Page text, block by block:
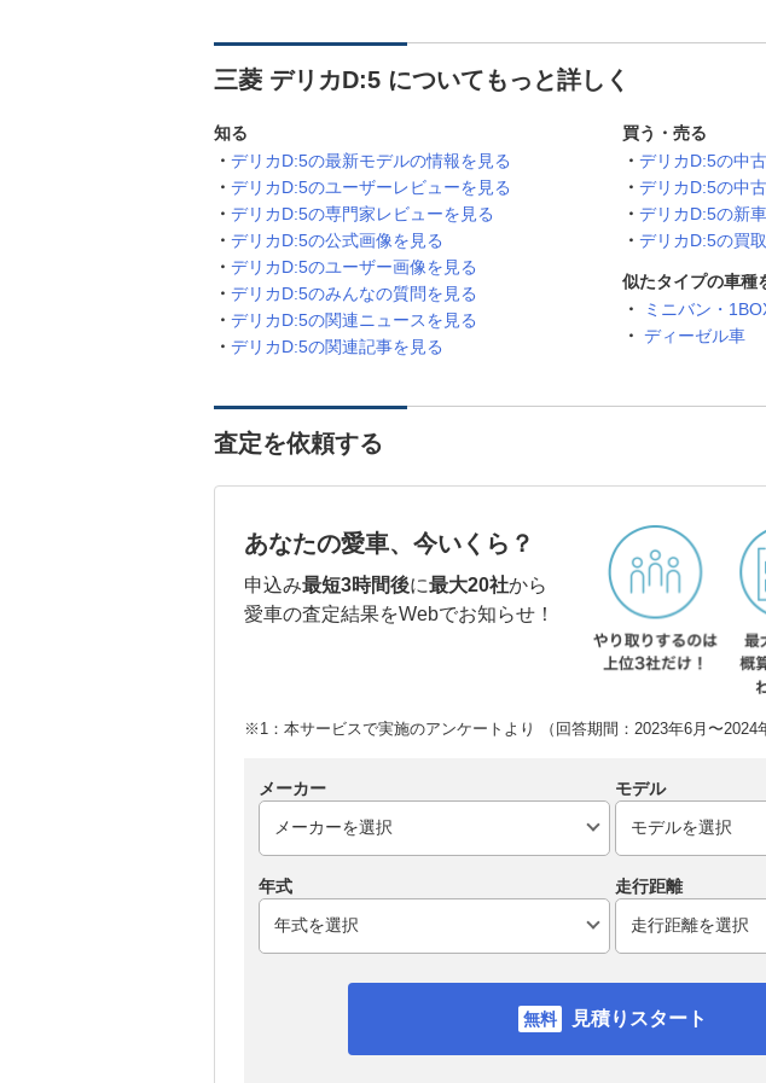
三菱 デリカD:5 についてもっと詳しく
知る
デリカD:5の最新モデルの情報を見る
デリカD:5のユーザーレビューを見る
デリカD:5の専門家レビューを見る
デリカD:5の公式画像を見る
デリカD:5のユーザー画像を見る
デリカD:5のみんなの質問を見る
デリカD:5の関連ニュースを見る
デリカD:5の関連記事を見る
買う・売る
デリカD:5の中
デリカD:5の中
デリカD:5の新
デリカD:5の買
似たタイプの車種
ミニバン・
ディーゼル車
査定を依頼する
あなたの愛車、今いくら？
申込み最短3時間後に最大20社から
愛車の査定結果をWebでお知らせ！
※1：本サービスで実施のアンケートより （回答期間：2023年6月〜2024
メーカー モデル
年式 走行距離
見積りスタート